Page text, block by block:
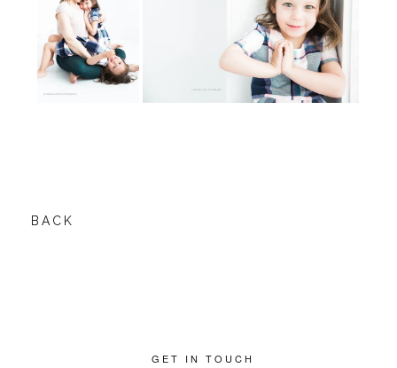
BACK
GET IN TOUCH